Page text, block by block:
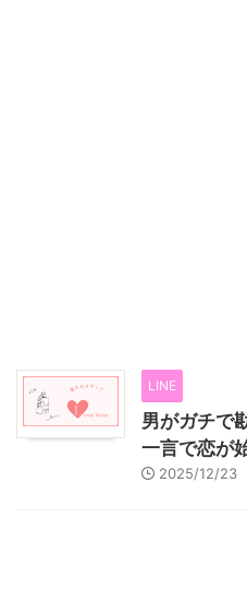
LINE
男がガチで
一言で恋が
2025/12/23